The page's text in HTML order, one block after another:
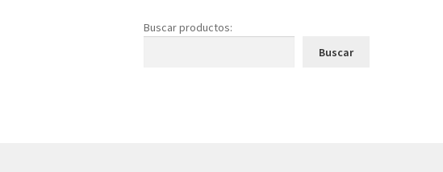
Buscar productos:
Buscar